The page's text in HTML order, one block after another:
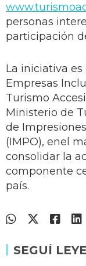
personas
participación
La iniciativa
Empresas
Turismo
Ministerio de
de
(IMPO), enel
consolidar la
componente
país.
SEGUÍ